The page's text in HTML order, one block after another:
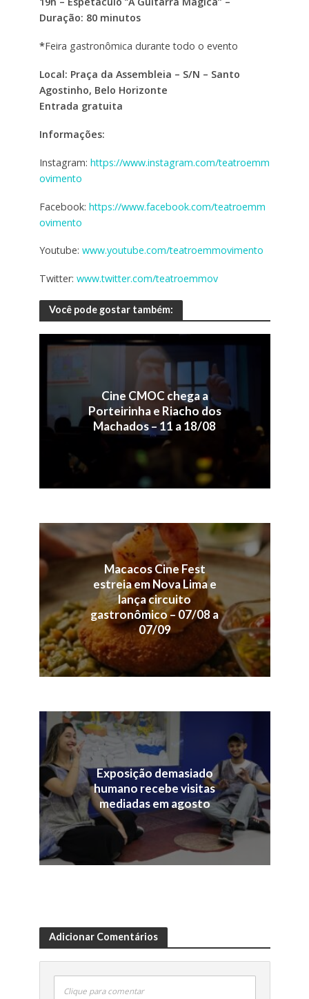
Duração: 80 minutos
*Feira gastronômica durante todo o evento
Local: Praça da Assembleia – S/N – Santo
Agostinho, Belo Horizonte
Entrada gratuita
Informações:
Instagram: https://www.instagram.com/teatroemm
ovimento
Facebook: https://www.facebook.com/teatroemm
ovimento
Youtube: www.youtube.com/teatroemmovimento
Twitter: www.twitter.com/teatroemmov
Você pode gostar também:
Cine CMOC chega a
Porteirinha e Riacho dos
Machados – 11 a 18/08
Macacos Cine Fest
estreia em Nova Lima e
lança circuito
gastronômico – 07/08 a
07/09
Exposição demasiado
humano recebe visitas
mediadas em agosto
Adicionar Comentários
Clique para comentar